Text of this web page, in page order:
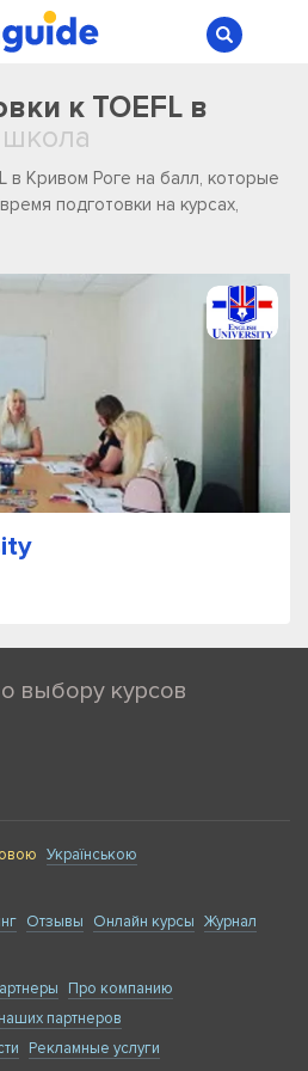
к TOEFL в
школа
в Кривом Роге на балл, которые
подготовки на курсах,
выбору курсов
Українською
Отзывы Онлайн курсы Журнал
Про компанию
партнеров
Рекламные услуги